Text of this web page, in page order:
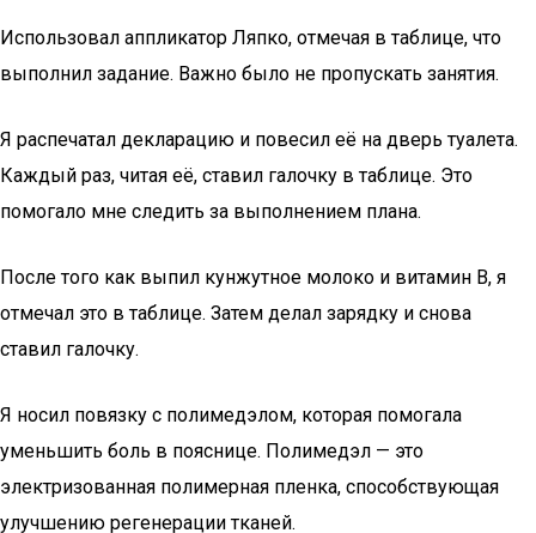
Использовал аппликатор Ляпко, отмечая в таблице, что
выполнил задание. Важно было не пропускать занятия.
Я распечатал декларацию и повесил её на дверь туалета.
Каждый раз, читая её, ставил галочку в таблице. Это
помогало мне следить за выполнением плана.
После того как выпил кунжутное молоко и витамин В, я
отмечал это в таблице. Затем делал зарядку и снова
ставил галочку.
Я носил повязку с полимедэлом, которая помогала
уменьшить боль в пояснице. Полимедэл — это
электризованная полимерная пленка, способствующая
улучшению регенерации тканей.